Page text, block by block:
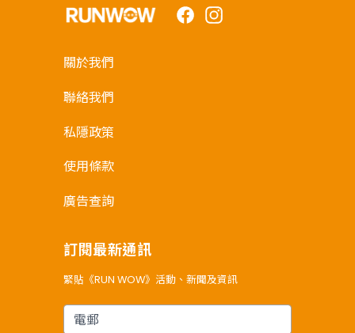
FacebookInstagram
關於我們
聯絡我們
私隱政策
使用條款
廣告查詢
訂閱最新通訊
緊貼《RUN WOW》活動、新聞及資訊
電郵